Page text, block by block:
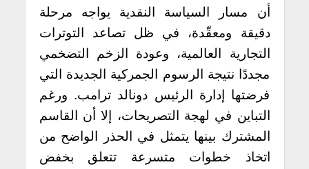
أن مسار السياسة النقدية يواجه مرحلة
دقيقة ومعقّدة، في ظل تصاعد التوترات
التجارية العالمية، وعودة الزخم التضخمي
مجددًا نتيجة الرسوم الجمركية الجديدة التي
فرضتها إدارة الرئيس دونالد ترامب. ورغم
التباين في لهجة التصريحات، إلا أن القاسم
المشترك بينها يتمثل في الحذر الواضح من
اتخاذ خطوات متسرعة تتعلق بخفض